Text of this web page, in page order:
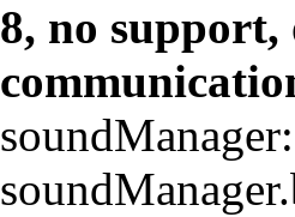
8, no support,